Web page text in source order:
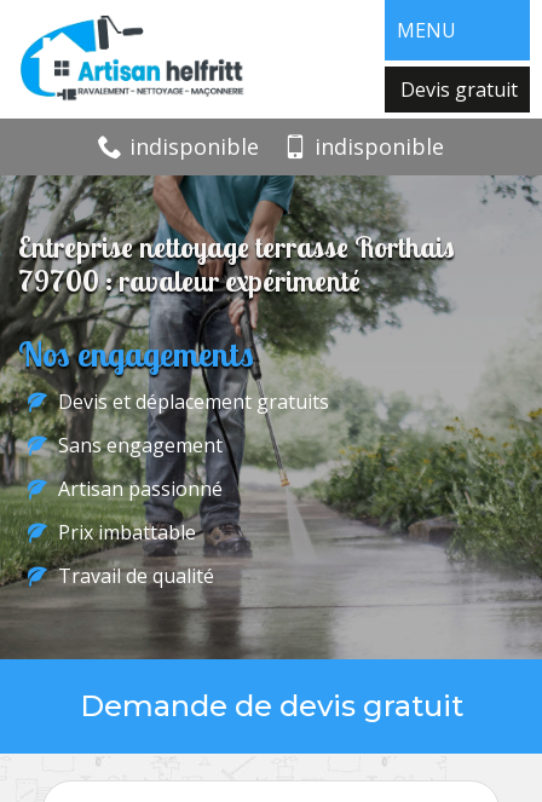
MENU
Devis gratuit
indisponible indisponible
Entreprise nettoyage terrasse Rorthais
79700 : ravaleur expérimenté
Nos engagements
Devis et déplacement gratuits
Sans engagement
Artisan passionné
Prix imbattable
Travail de qualité
Demande de devis gratuit